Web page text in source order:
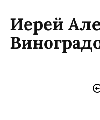
Иерей